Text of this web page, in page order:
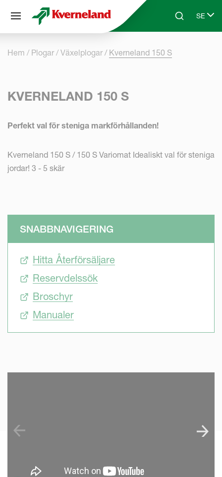
Skip to main contentSearchSE
Select
Hem Plogar Växelplogar Kverneland 150 S
KVERNELAND 150 S
Perfekt val för steniga markförhållanden!
Kverneland 150 S / 150 S Variomat Idealiskt val för steniga
jordar! 3 - 5 skär
SNABBNAVIGERING
Hitta Återförsäljare
Reservdelssök
Broschyr
Manualer
Cookie- hanteringspanel